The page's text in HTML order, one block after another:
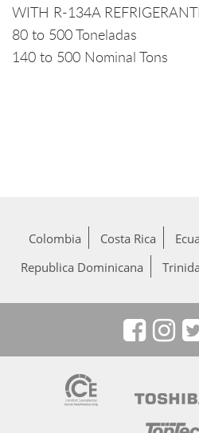
WITH R-134A
80 to 500 Toneladas
140 to 500 Nominal Tons
Colombia Costa Rica
Republica Dominicana